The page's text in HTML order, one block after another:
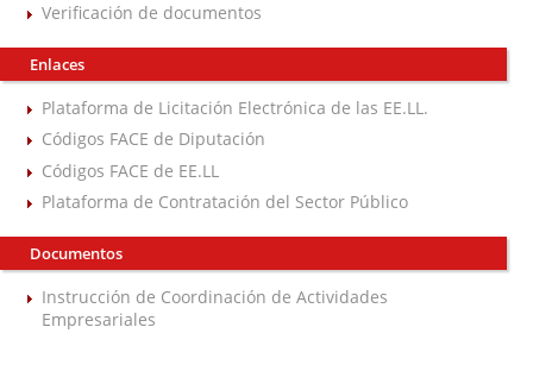
Verificación de documentos
Enlaces
Plataforma de Licitación Electrónica de las EE.LL.
Códigos FACE de Diputación
Códigos FACE de EE.LL
Plataforma de Contratación del Sector Público
Documentos
Instrucción de Coordinación de Actividades
Empresariales